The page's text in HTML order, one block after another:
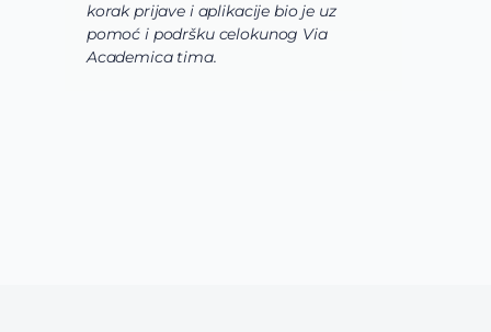
korak prijave i aplikacije bio je uz
pomoć i podršku celokunog Via
Academica tima.